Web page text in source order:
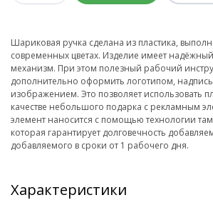
Шариковая ручка сделана из пластика,
современных цветах. Изделие имеет
механизм. При этом полезный рабочий
дополнительно оформить логотипом,
изображением. Это позволяет использовать
качестве небольшого подарка с рекламным
элемент наносится с помощью технологии
которая гарантирует долговечность
добавляемого в сроки от 1 рабочего дня.
Характеристики